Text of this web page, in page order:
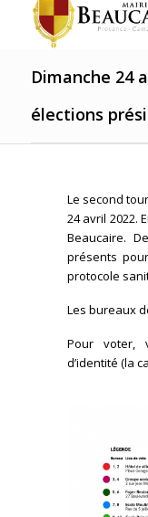
Dimanche 24
élections
Le second
24 avril 2022.
Beaucaire.
présents
protocole
Les bureaux
Pour voter,
d’identité (la